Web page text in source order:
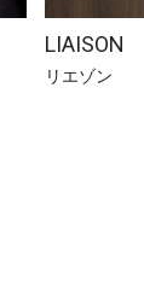
LIAISON
リエゾン